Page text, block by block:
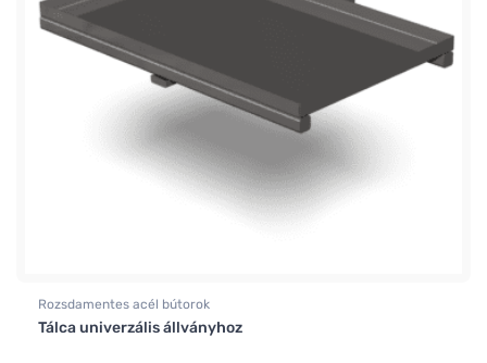
Rozsdamentes acél bútorok
Tálca univerzális állványhoz